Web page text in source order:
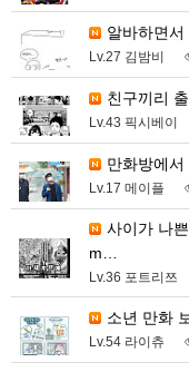
알바하면
Lv.27 김밤비
친구끼리
Lv.43 픽시베이
만화방에
Lv.17 메이플
m…
Lv.36 포트리쯔
소년 만화
Lv.54 라이츄